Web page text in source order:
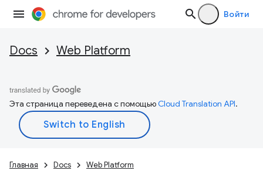
Войти
Docs Web Platform
Эта страница переведена с помощьюCloud Translation API.
Главная Docs Web Platform